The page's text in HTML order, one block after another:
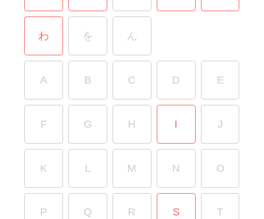
わ を ん
A B C D E
F G H I J
K L M N O
P Q R S T